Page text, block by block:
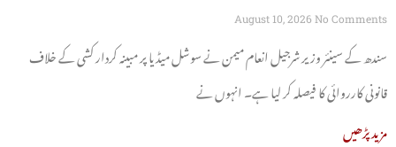
August 10, 2026 No Comments
سندھ کے سینئر وزیر شرجیل انعام میمن نے سوشل میڈیا پر مبینہ کردار کشی کے خلاف
قانونی کارروائی کا فیصلہ کر لیا ہے۔ انہوں نے
مزید پڑھیں